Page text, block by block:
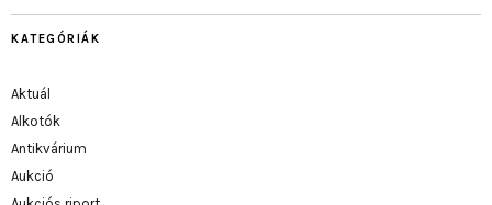
KATEGÓRIÁK
Aktuál
Alkotók
Antikvárium
Aukció